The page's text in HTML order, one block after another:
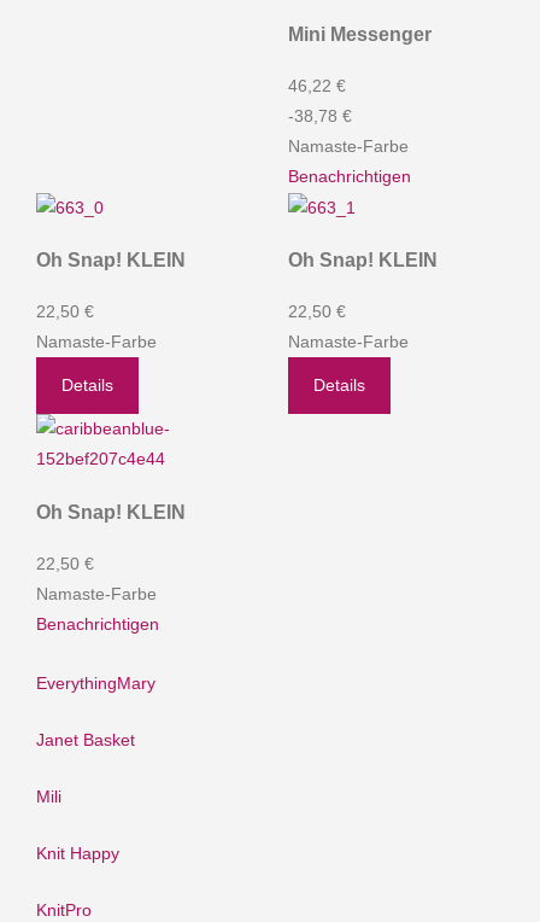
Mini Messenger
46,22 €
-38,78 €
Namaste-Farbe
Benachrichtigen
Oh Snap! KLEIN
22,50 €
Namaste-Farbe
Details
Oh Snap! KLEIN
22,50 €
Namaste-Farbe
Details
Oh Snap! KLEIN
22,50 €
Namaste-Farbe
Benachrichtigen
EverythingMary
Janet Basket
Mili
Knit Happy
KnitPro